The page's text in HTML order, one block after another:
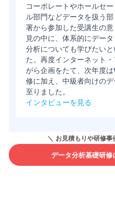
コーポレートやホールセー
ル部門などデータを扱う部
署から参加した受講生の意
見の中に、体系的にデータ
分析についても学びたい
た。再度インターネット
がら企画をたて、次年度
修に加え、中級者向けの
至りました。
インタビューを見る
データ分析基礎研